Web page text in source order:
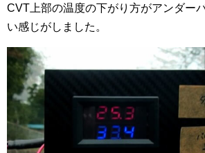
CVT上部の温度の下がり方がアンダー
い感じがしました。